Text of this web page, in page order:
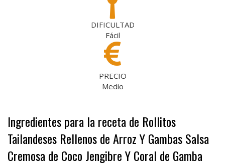
DIFICULTAD
Fácil
PRECIO
Medio
Ingredientes para la receta de Rollitos
Tailandeses Rellenos de Arroz Y Gambas Salsa
Cremosa de Coco Jengibre Y Coral de Gamba